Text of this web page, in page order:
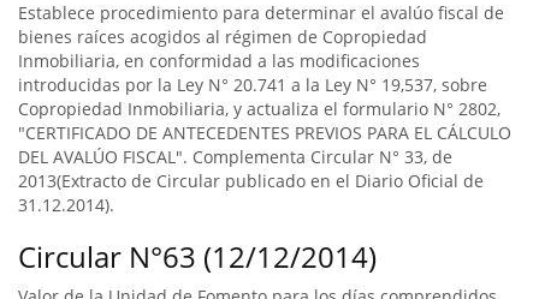
Establece procedimiento para determinar el avalúo fiscal de
bienes raíces acogidos al régimen de Copropiedad
Inmobiliaria, en conformidad a las modificaciones
introducidas por la Ley N° 20.741 a la Ley N° 19,537, sobre
Copropiedad Inmobiliaria, y actualiza el formulario N° 2802,
"CERTIFICADO DE ANTECEDENTES PREVIOS PARA EL CÁLCULO
DEL AVALÚO FISCAL". Complementa Circular N° 33, de
2013(Extracto de Circular publicado en el Diario Oficial de
31.12.2014).
Circular N°63 (12/12/2014)